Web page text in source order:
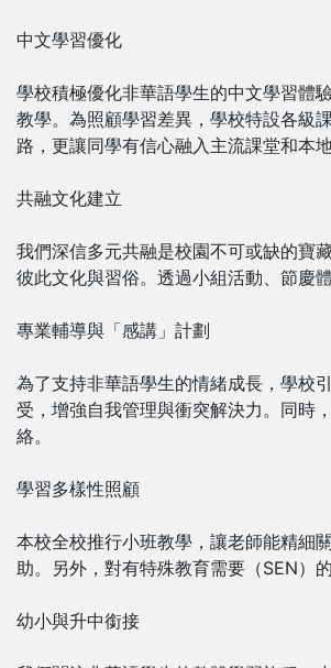
中文學習優化
學校積極優化非華語學生的中文學習體
教學。為照顧學習差異，學校特設各級
路，更讓同學有信心融入主流課堂和本
共融文化建立
我們深信多元共融是校園不可或缺的寶
彼此文化與習俗。透過小組活動、節慶
專業輔導與「感講」計劃
為了支持非華語學生的情緒成長，學校
受，增強自我管理與衝突解決力。同時
絡。
學習多樣性照顧
本校全校推行小班教學，讓老師能精細
助。另外，對有特殊教育需要（SEN）
幼小與升中銜接